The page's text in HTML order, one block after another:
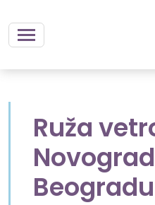
Ruža
Beogradu